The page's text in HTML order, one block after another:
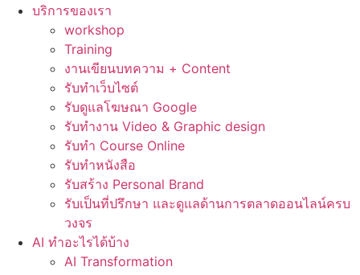
บริการของเรา
workshop
Training
งานเขียนบทความ + Content
รับทำเว็บไซต์
รับดูแลโฆษณา Google
รับทำงาน Video & Graphic design
รับทำ Course Online
รับทำหนังสือ
รับสร้าง Personal Brand
รับเป็นที่ปรึกษา และดูแลด้านการตลาดออนไลน์ครบ
วงจร
AI ทำอะไรได้บ้าง
AI Transformation